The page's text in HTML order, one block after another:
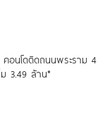
คอนโดติดถนนพระราม 4
3.49 ล้าน*